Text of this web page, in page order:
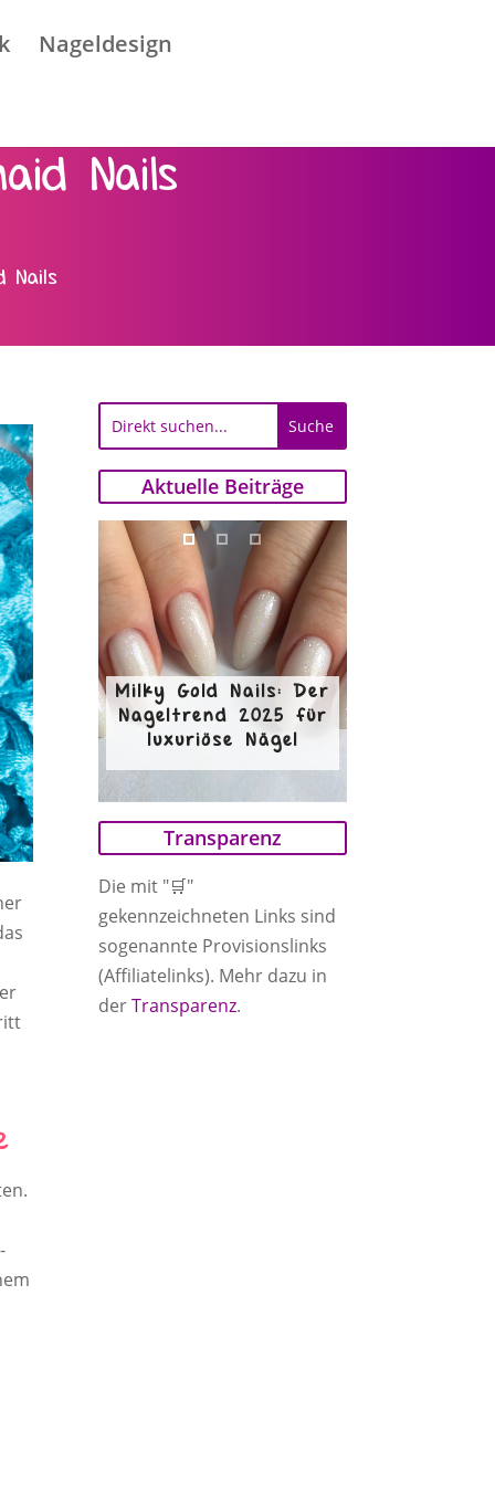
Nageldesign
Nails
Nails
Aktuelle Beiträge
Milky Gold Nails: Der
Nageltrend 2025 für
luxuriöse Nägel
Transparenz
Die mit "🛒"
gekennzeichneten Links sind
sogenannte Provisionslinks
(Affiliatelinks). Mehr dazu in
derTransparenz.